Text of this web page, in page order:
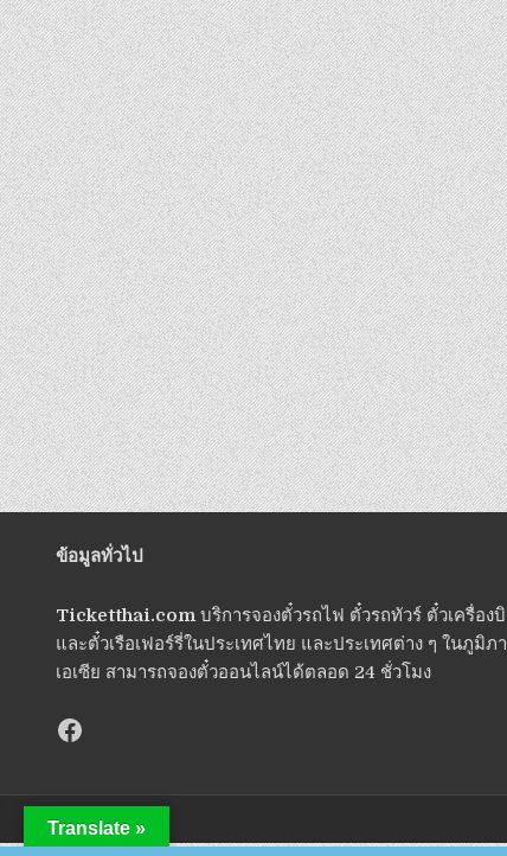
ข้อมูลทั่วไป
Ticketthai.com บริการจองตั๋วรถไฟ ตั๋วรถทัวร์ ตั๋วเครื่อง
และตั๋วเรือเฟอร์รี่ในประเทศไทย และประเทศต่าง ๆ ในภูมิภ
เอเซีย สามารถจองตั๋วออนไลน์ได้ตลอด 24 ชั่วโมง
Translate »